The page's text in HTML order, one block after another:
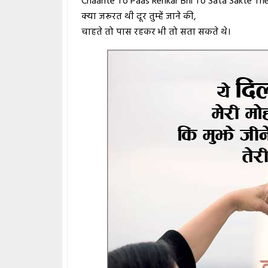
क्या जरूरत थी दूर तुम्हें जाने की,
चाहते तो पास रहकर भी तो सता सकते थे।